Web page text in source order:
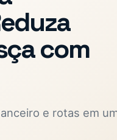
com
e rotas em